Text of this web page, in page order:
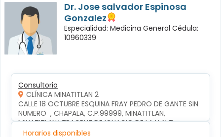
Dr. Jose salvador Espinosa
Gonzalez
Especialidad: Medicina General Cédula:
10960339
Consultorio
CLÍNICA MINATITLAN 2
CALLE 18 OCTUBRE ESQUINA FRAY PEDRO DE GANTE SIN
NUMERO  , CHAPALA, C.P.99999, MINATITLAN,
MINATITLAN,VERACRUZ DE IGNACIO DE LA LLAVE
Horarios disponibles